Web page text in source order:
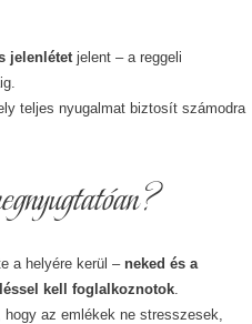
jelenlétet jelent – a reggeli
teljes nyugalmat biztosít számodra
a helyére kerül – neked és a
kell foglalkoznotok
az emlékek ne stresszesek,